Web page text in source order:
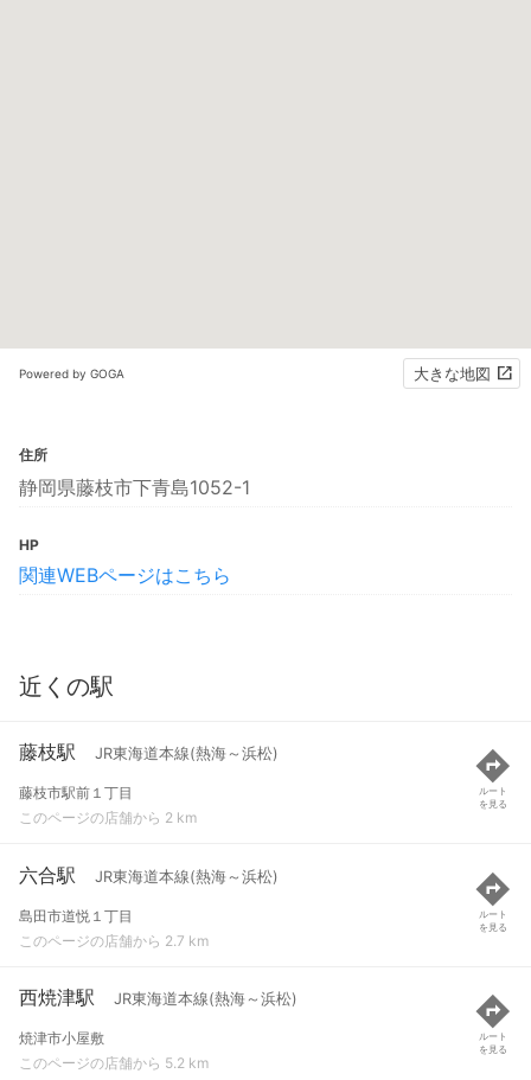
Powered by GOGA 大きな地図
住所
静岡県藤枝市下青島1052-1
HP
関連WEBページはこちら
近くの駅
藤枝駅 JR東海道本線(熱海～浜松)
藤枝市駅前１丁目
このページの店舗から 2 km
ルート
を見る
六合駅 JR東海道本線(熱海～浜松)
島田市道悦１丁目
このページの店舗から 2.7 km
ルート
を見る
西焼津駅 JR東海道本線(熱海～浜松)
焼津市小屋敷
このページの店舗から 5.2 km
ルート
を見る